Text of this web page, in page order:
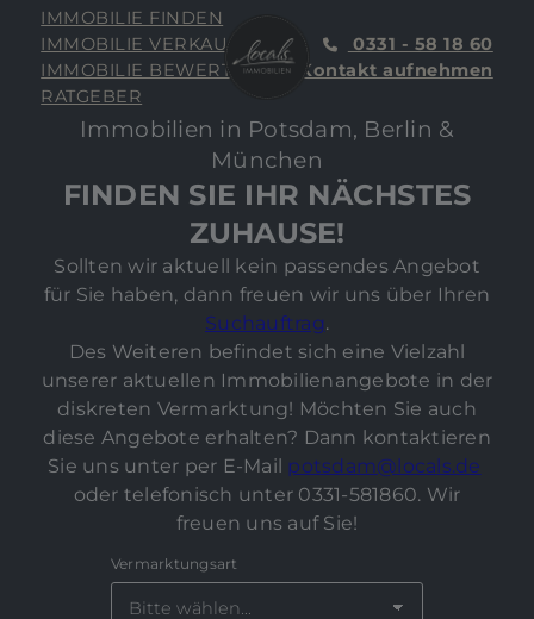
IMMOBILIE FINDEN
IMMOBILIE VERKAUFEN
IMMOBILIE BEWERTEN
RATGEBER
0331 - 58 18 60
Kontakt aufnehmen
Immobilien in Potsdam, Berlin &
München
FINDEN SIE IHR NÄCHSTES
ZUHAUSE!
Sollten wir aktuell kein passendes Angebot
für Sie haben, dann freuen wir uns über Ihren
Suchauftrag.
Des Weiteren befindet sich eine Vielzahl
unserer aktuellen Immobilienangebote in der
diskreten Vermarktung! Möchten Sie auch
diese Angebote erhalten? Dann kontaktieren
Sie uns unter per E-Mail potsdam@locals.de
oder telefonisch unter 0331-581860. Wir
freuen uns auf Sie!
Vermarktungsart